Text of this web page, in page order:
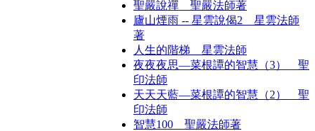
聖嚴說禪 聖嚴法師著
廬山煙雨 -- 星雲說偈2 星雲法師
著
人生的階梯 星雲法師
夜夜夜思—菜根譚的智慧（3） 聖
印法師
天天天藍—菜根譚的智慧（2） 聖
印法師
智慧100 聖嚴法師著